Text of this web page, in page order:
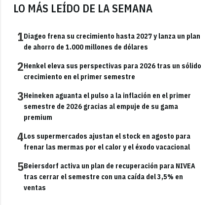
LO MÁS LEÍDO DE LA SEMANA
1Diageo frena su crecimiento hasta 2027 y lanza un plan
de ahorro de 1.000 millones de dólares
2Henkel eleva sus perspectivas para 2026 tras un sólido
crecimiento en el primer semestre
3Heineken aguanta el pulso a la inflación en el primer
semestre de 2026 gracias al empuje de su gama
premium
4Los supermercados ajustan el stock en agosto para
frenar las mermas por el calor y el éxodo vacacional
5Beiersdorf activa un plan de recuperación para NIVEA
tras cerrar el semestre con una caída del 3,5% en
ventas